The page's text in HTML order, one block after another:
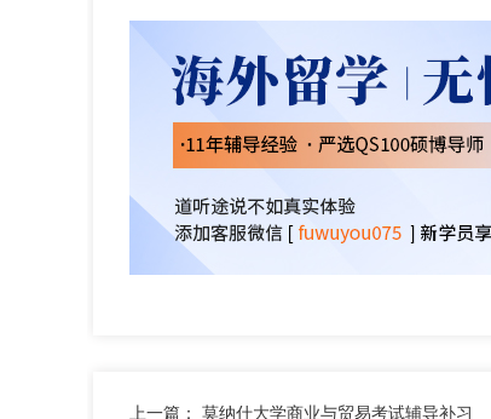
上一篇： 莫纳什大学商业与贸易考试辅导补习